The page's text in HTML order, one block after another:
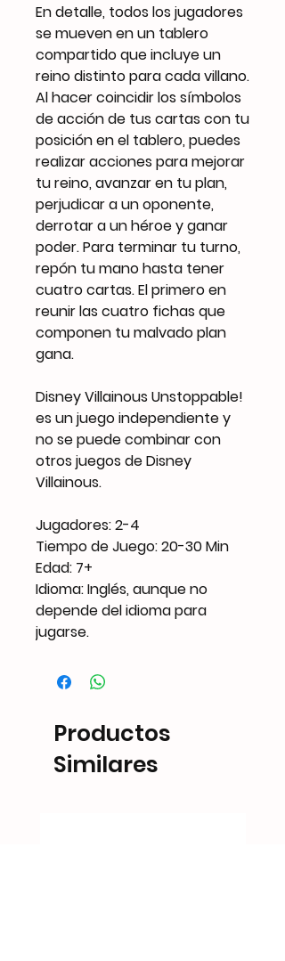
En detalle, todos los jugadores
se mueven en un tablero
compartido que incluye un
reino distinto para cada villano.
Al hacer coincidir los símbolos
de acción de tus cartas con tu
posición en el tablero, puedes
realizar acciones para mejorar
tu reino, avanzar en tu plan,
perjudicar a un oponente,
derrotar a un héroe y ganar
poder. Para terminar tu turno,
repón tu mano hasta tener
cuatro cartas. El primero en
reunir las cuatro fichas que
componen tu malvado plan
gana.
Disney Villainous Unstoppable!
es un juego independiente y
no se puede combinar con
otros juegos de Disney
Villainous.
Jugadores: 2-4
Tiempo de Juego: 20-30 Min
Edad: 7+
Idioma: Inglés, aunque no
depende del idioma para
jugarse.
Productos
Similares